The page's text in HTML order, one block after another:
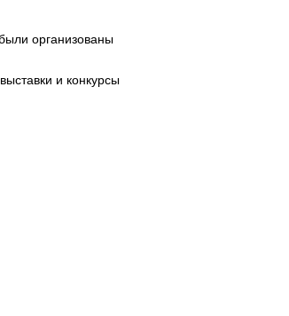
организованы
и конкурсы